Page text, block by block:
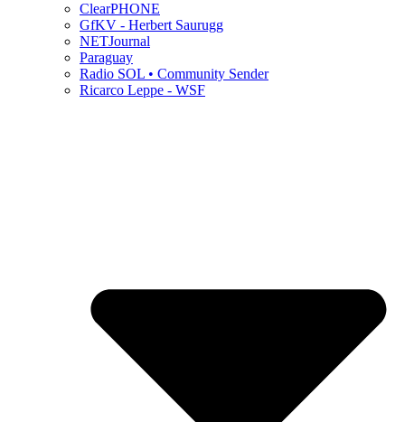
ClearPHONE
GfKV - Herbert Saurugg
NETJournal
Paraguay
Radio SOL • Community Sender
Ricarco Leppe - WSF